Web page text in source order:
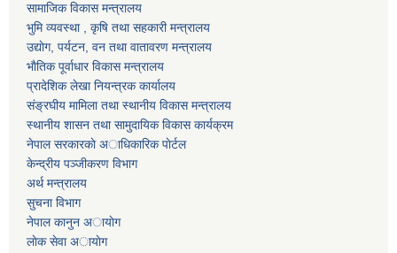
सामाजिक विकास मन्त्रालय
भुमि व्यवस्था , कृषि तथा सहकारी मन्त्रालय
उद्याेग, पर्यटन, वन तथा वातावरण मन्त्रालय
भाैतिक पूर्वाधार विकास मन्त्रालय
प्रादेशिक लेखा नियन्त्रक कार्यालय
संङ्रघीय मामिला तथा स्थानीय विकास मन्त्रालय
स्थानीय शासन तथा सामुदायिक विकास कार्यक्रम
नेपाल सरकारकाे अाधिकारिक पाेर्टल
केन्द्रीय पञ्जीकरण विभाग
अर्थ मन्त्रालय
सुचना विभाग
नेपाल कानुन अायाेग
लाेक सेवा अायाेग